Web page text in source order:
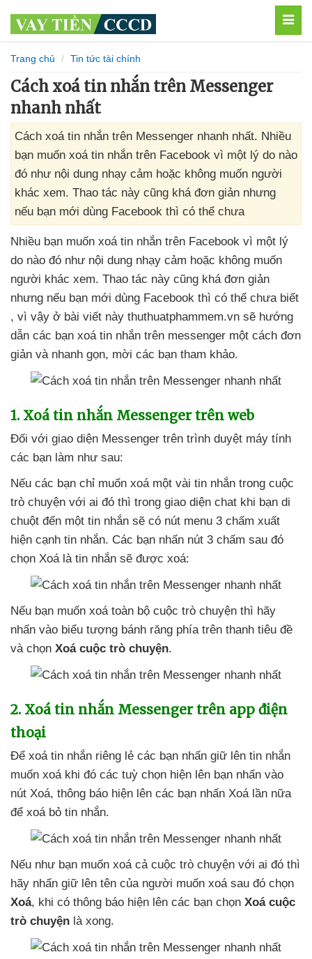
Trang chủ Tin tức tài chính
Cách xoá tin nhắn trên Messenger
nhanh nhất
Cách xoá tin nhắn trên Messenger nhanh nhất. Nhiều
bạn muốn xoá tin nhắn trên Facebook vì một lý do nào
đó như nội dung nhạy cảm hoặc không muốn người
khác xem. Thao tác này cũng khá đơn giản nhưng
nếu bạn mới dùng Facebook thì có thể chưa
Nhiều bạn muốn xoá tin nhắn trên Facebook vì một lý
do nào đó như nội dung nhạy cảm hoặc không muốn
người khác xem. Thao tác này cũng khá đơn giản
nhưng nếu bạn mới dùng Facebook thì có thể chưa biết
, vì vậy ở bài viết này thuthuatphammem.vn sẽ hướng
dẫn các bạn xoá tin nhắn trên messenger một cách đơn
giản và nhanh gọn, mời các bạn tham khảo.
1. Xoá tin nhắn Messenger trên web
Đối với giao diện Messenger trên trình duyệt máy tính
các bạn làm như sau:
Nếu các bạn chỉ muốn xoá một vài tin nhắn trong cuộc
trò chuyện với ai đó thì trong giao diện chat khi bạn di
chuột đến một tin nhắn sẽ có nút menu 3 chấm xuất
hiện cạnh tin nhắn. Các bạn nhấn nút 3 chấm sau đó
chọn Xoá là tin nhắn sẽ được xoá:
Nếu bạn muốn xoá toàn bộ cuộc trò chuyện thì hãy
nhấn vào biểu tượng bánh răng phía trên thanh tiêu đề
và chọn Xoá cuộc trò chuyện.
2. Xoá tin nhắn Messenger trên app điện
thoại
Để xoá tin nhắn riêng lẻ các bạn nhấn giữ lên tin nhắn
muốn xoá khi đó các tuỳ chọn hiện lên bạn nhấn vào
nút Xoá, thông báo hiện lên các bạn nhấn Xoá lần nữa
để xoá bỏ tin nhắn.
Nếu như bạn muốn xoá cả cuộc trò chuyện với ai đó thì
hãy nhấn giữ lên tên của người muốn xoá sau đó chọn
Xoá, khi có thông báo hiện lên các bạn chọn Xoá cuộc
trò chuyện là xong.